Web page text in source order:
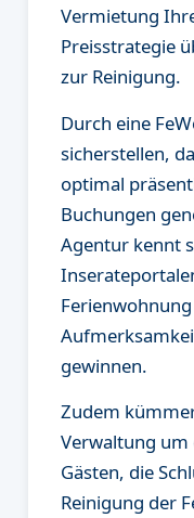
Vermietung
Preisstrategie
zur Reinigung.
Durch eine
sicherstellen,
optimal
Buchungen
Agentur kennt
gewinnen.
Zudem
Verwaltung
Gästen, die
Reinigung der